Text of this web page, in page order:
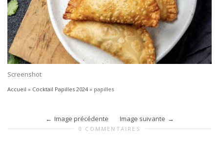
Screenshot
Accueil » Cocktail Papilles 2024 » papilles
Image précédente Image suivante
0 COMMENTAIRES